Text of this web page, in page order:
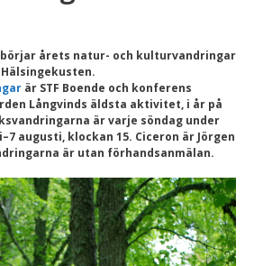
börjar årets natur- och kulturvandringar
är STF Boende och konferens
Långvinds äldsta aktivitet, i år på
är varje söndag under
augusti, klockan 15. Ciceron är Jörgen
är utan förhandsanmälan.
Nödvändiga
Dessa kakor går
inte att välja
för att
hemsidan över
huvud taget
ska fungera.